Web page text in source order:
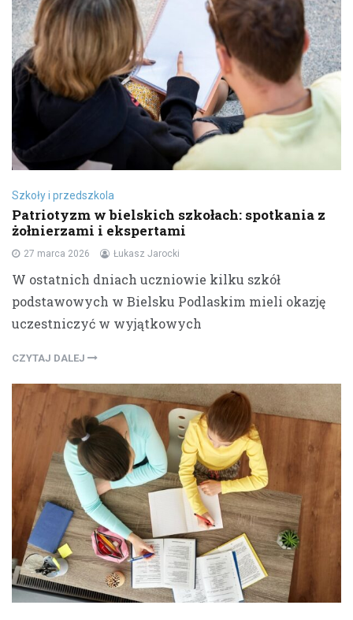
Szkoły i przedszkola
Patriotyzm w bielskich szkołach: spotkania z
żołnierzami i ekspertami
27 marca 2026 Łukasz Jarocki
W ostatnich dniach uczniowie kilku szkół
podstawowych w Bielsku Podlaskim mieli okazję
uczestniczyć w wyjątkowych
CZYTAJ DALEJ